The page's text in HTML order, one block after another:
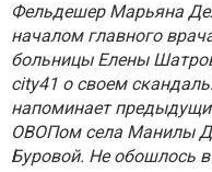
Фельдешер Марьяна
началом главного
больницы Елены
city41 о своем
напоминает
ОВОПом села Манилы
Буровой. Не обошлось